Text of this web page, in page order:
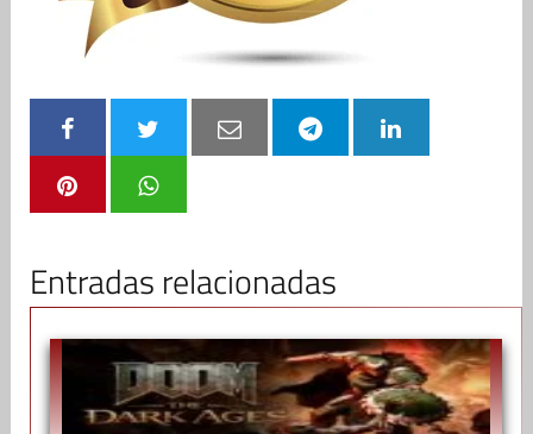
Entradas relacionadas